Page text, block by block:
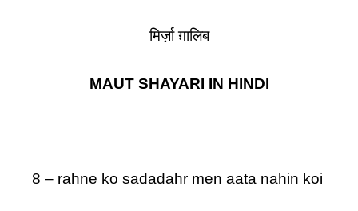
मिर्ज़ा ग़ालिब
MAUT SHAYARI IN HINDI
8 – rahne ko sadadahr men aata nahin koi